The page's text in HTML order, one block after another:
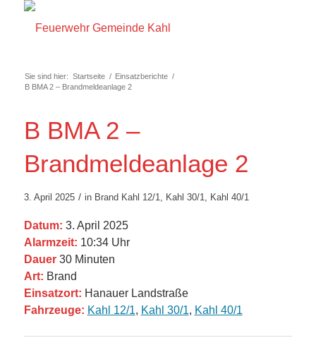
Sie sind hier: Startseite / Einsatzberichte /
B BMA 2 – Brandmeldeanlage 2
B BMA 2 –
Brandmeldeanlage 2
3. April 2025 / in Brand Kahl 12/1, Kahl 30/1, Kahl 40/1
Datum: 3. April 2025
Alarmzeit: 10:34 Uhr
Dauer30 Minuten
Art: Brand
Einsatzort: Hanauer Landstraße
Fahrzeuge: Kahl 12/1, Kahl 30/1, Kahl 40/1